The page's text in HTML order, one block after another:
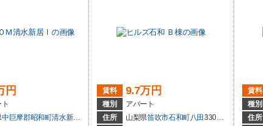
円
中巨摩郡昭和町清水新居
547番3
賃料 9.7万円
種別
アパート
住所
山梨県笛吹市石和町八田330番31
賃料
種別
住所